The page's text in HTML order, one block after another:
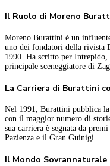
Il Ruolo di Moreno
Moreno Burattini è un
uno dei fondatori della rivista
1990. Ha scritto per
principale sceneggiatore di
La Carriera di Burattini
Nel 1991, Burattini pubblica
con il maggior numero di
sua carriera è segnata da
Pazienza e il Gran Guinigi.
Il Mondo